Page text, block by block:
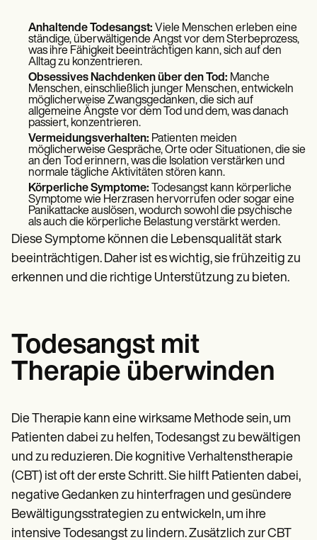
Anhaltende Todesangst: Viele Menschen erleben eine
ständige, überwältigende Angst vor dem Sterbeprozess,
was ihre Fähigkeit beeinträchtigen kann, sich auf den
Alltag zu konzentrieren.
Obsessives Nachdenken über den Tod: Manche
Menschen, einschließlich junger Menschen, entwickeln
möglicherweise Zwangsgedanken, die sich auf
allgemeine Ängste vor dem Tod und dem, was danach
passiert, konzentrieren.
Vermeidungsverhalten: Patienten meiden
möglicherweise Gespräche, Orte oder Situationen, die sie
an den Tod erinnern, was die Isolation verstärken und
normale tägliche Aktivitäten stören kann.
Körperliche Symptome:
Todesangst kann körperliche
Symptome wie Herzrasen hervorrufen oder sogar eine
Panikattacke auslösen, wodurch sowohl die psychische
als auch die körperliche Belastung verstärkt werden.
Diese Symptome können die Lebensqualität stark
beeinträchtigen. Daher ist es wichtig, sie frühzeitig zu
erkennen und die richtige Unterstützung zu bieten.
Todesangst mit
Therapie überwinden
Die Therapie kann eine wirksame Methode sein, um
Patienten dabei zu helfen, Todesangst zu bewältigen
und zu reduzieren. Die kognitive Verhaltenstherapie
(CBT) ist oft der erste Schritt. Sie hilft Patienten dabei,
negative Gedanken zu hinterfragen und gesündere
Bewältigungsstrategien zu entwickeln, um ihre
intensive Todesangst zu lindern. Zusätzlich zur CBT